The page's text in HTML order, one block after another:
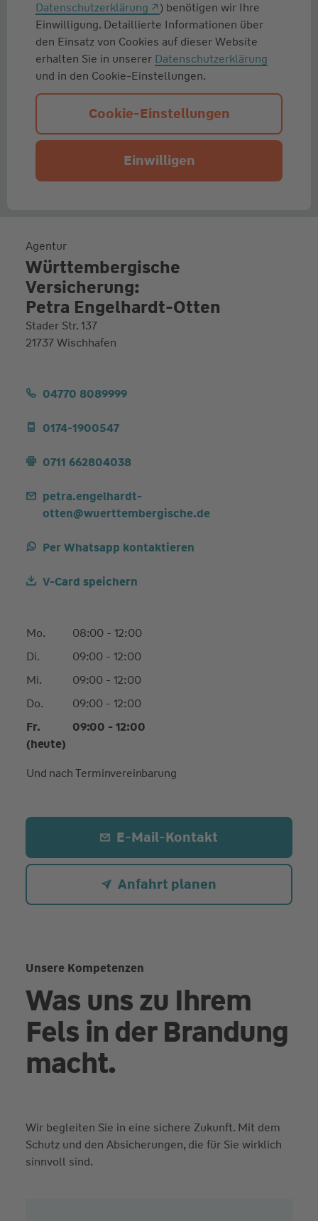
Datenschutzerklärung
) benötigen wir Ihre
Einwilligung. Detaillierte Informationen über
den Einsatz von Cookies auf dieser Website
erhalten Sie in unserer Datenschutzerklärung
und in den Cookie-Einstellungen.
Cookie-Einstellungen
Einwilligen
Agentur
Württembergische
Versicherung:
Petra Engelhardt-Otten
Stader Str. 137
21737 Wischhafen
04770 8089999
0174-1900547
0711 662804038
petra.engelhardt-
otten@wuerttembergische.de
Per Whatsapp kontaktieren
V-Card speichern
Mo.
08:00 - 12:00
Di.
09:00 - 12:00
Mi.
09:00 - 12:00
Do.
09:00 - 12:00
Fr.
(heute)
09:00 - 12:00
Und nach Terminvereinbarung
E-Mail-Kontakt
Anfahrt planen
Unsere Kompetenzen
Was uns zu Ihrem
Fels in der Brandung
macht.
Wir begleiten Sie in eine sichere Zukunft. Mit dem
Schutz und den Absicherungen, die für Sie wirklich
sinnvoll sind.